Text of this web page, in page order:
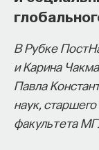
В Рубке
и Карина
Павла
наук,
факультета
начала».
Слушатели
философский
современного